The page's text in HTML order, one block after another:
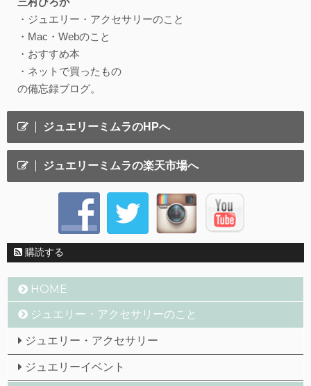
・ジュエリー・アクセサリーのこと
・Mac・Webのこと
・おすすめ本
・ネットで買ったもの
の備忘録ブログ。
ジュエリーミムラのHPへ
ジュエリーミムラの楽天市場へ
購読する
HOME
ジュエリー・アクセサリーのこと
ジュエリー・アクセサリー
ジュエリーイベント